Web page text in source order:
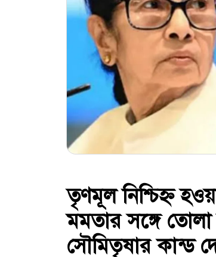
তৃণমূল নিশ্চিহ্ন
মমতার সঙ্গে
সৌমিতৃষার কান্ড